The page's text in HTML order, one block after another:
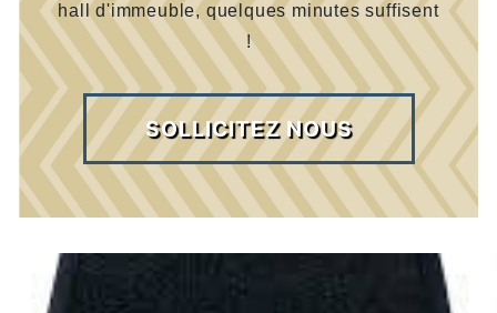
hall d'immeuble, quelques minutes suffisent
!
SOLLICITEZ NOUS